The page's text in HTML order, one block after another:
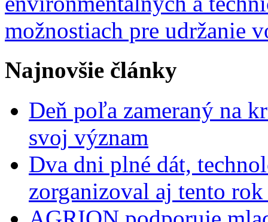
Najnovšie články
Deň poľa zameraný na
svoj význam
Dva dni plné dát,
zorganizoval aj tento